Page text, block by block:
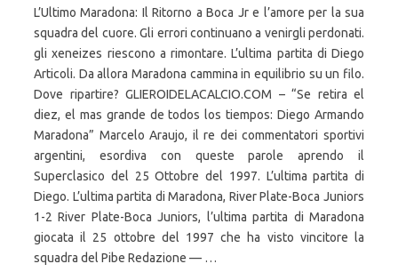
L’Ultimo Maradona: Il Ritorno a Boca Jr e l’amore per la sua
squadra del cuore. Gli errori continuano a venirgli perdonati.
gli xeneizes riescono a rimontare. L’ultima partita di Diego
Articoli. Da allora Maradona cammina in equilibrio su un filo.
Dove ripartire? GLIEROIDELACALCIO.COM – “Se retira el
diez, el mas grande de todos los tiempos: Diego Armando
Maradona” Marcelo Araujo, il re dei commentatori sportivi
argentini, esordiva con queste parole aprendo il
Superclasico del 25 Ottobre del 1997. L’ultima partita di
Diego. L’ultima partita di Maradona, River Plate-Boca Juniors
1-2 River Plate-Boca Juniors, l’ultima partita di Maradona
giocata il 25 ottobre del 1997 che ha visto vincitore la
squadra del Pibe Redazione — …